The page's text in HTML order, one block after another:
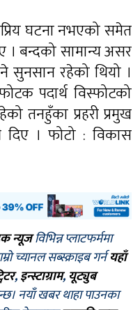
घटना नभएको समेत
। बन्दको सामान्य असर
सुनसान रहेको थियो ।
पदार्थ विस्फोटको
तनहुँका प्रहरी प्रमुख
दिए । फोटो : विकास
न्यूजविभिन्न प्लाटफर्ममा
च्यानल सब्स्क्राइब गर्नयहाँ
,इन्स्टाग्राम, यूट्युब
नयाँ खबर थाहा पाउनका